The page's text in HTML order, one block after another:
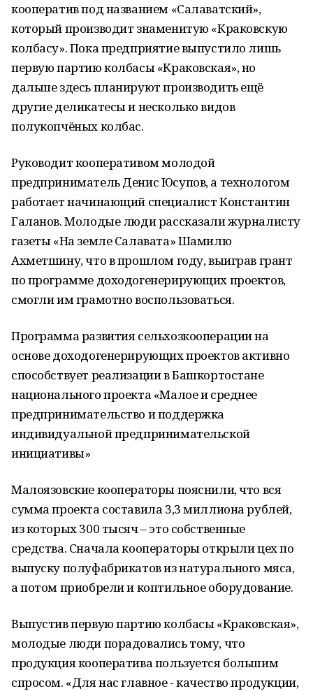
кооператив под названием «Салаватский»,
который производит знаменитую «Краковскую
колбасу». Пока предприятие выпустило лишь
первую партию колбасы «Краковская», но
дальше здесь планируют производить ещё
другие деликатесы и несколько видов
полукопчёных колбас.
Руководит кооперативом молодой
предприниматель Денис Юсупов, а технологом
работает начинающий специалист Константин
Галанов. Молодые люди рассказали журналисту
газеты «На земле Салавата» Шамилю
Ахметшину, что в прошлом году, выиграв грант
по программе доходогенерирующих проектов,
смогли им грамотно воспользоваться.
Программа развития сельхозкооперации на
основе доходогенерирующих проектов активно
способствует реализации в Башкортостане
национального проекта «Малое и среднее
предпринимательство и поддержка
индивидуальной предпринимательской
инициативы»
Малоязовские кооператоры пояснили, что вся
сумма проекта составила 3,3 миллиона рублей,
из которых 300 тысяч – это собственные
средства. Сначала кооператоры открыли цех по
выпуску полуфабрикатов из натурального мяса,
а потом приобрели и коптильное оборудование.
Выпустив первую партию колбасы «Краковская»,
молодые люди порадовались тому, что
продукция кооператива пользуется большим
спросом. «Для нас главное - качество продукции,